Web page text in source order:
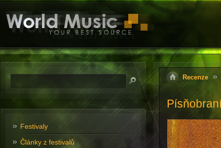
Recenze
Festivaly
Články z festivalů